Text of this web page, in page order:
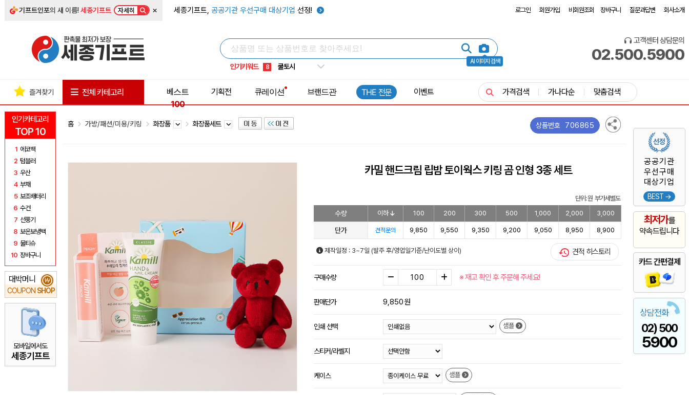
기프트인포의 새 이름!세종기프트 자세히 × 세종기프트, 공공기관 우선구매 대상기업 선정! 로그인 회원가입 비회원조회 장바구니 질문과답변 회사소개
AI 이미지 검색
인기키워드
5 키캡
8 쿨토시
9 넥쿨러
1 선풍기
고객센터 상담문의
02.500.5900
인기카테고리
TOP 10
1 에코백
2 텀블러
3 우산
4 부채
5 보조배터리
6 수건
7 선풍기
8 보온보냉백
9 물티슈
10 장바구니
대박머니
COUPON SHOP
₩
모바일에서도
세종기프트
공공기관
우선구매
대상기업
BEST →
최저가를
약속드립니다
카드 간편결제
상담전화
02) 500
5900
즐겨찾기 전체 카테고리
베스트
100
기획전 큐레이션 브랜드관 THE 전문 이벤트 가격검색 가나다순 맞춤검색
홈 가방/패션/미용/키링 화장품 화장품세트 상품번호 706865
카밀 핸드크림 립밤 토이웍스 키링 곰 인형 3종 세트
단위: 원 부가세별도
수량 이하 100 200 300 500 1,000 2,000 3,000
단가 견적문의 9,850 9,550 9,350 9,200 9,050 8,950 8,900
제작일정 : 3~7일 (발주 후/영업일기준/난이도별 상이) 견적 히스토리
구매수량 ※ 재고 확인 후 주문해 주세요!
판매단가 9,850원
인쇄 선택 샘플
스티커/라벨지
케이스 샘플